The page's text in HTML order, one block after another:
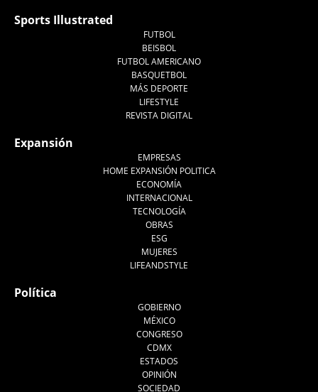
Sports Illustrated
FUTBOL
BEISBOL
FUTBOL AMERICANO
BASQUETBOL
MÁS DEPORTE
LIFESTYLE
REVISTA DIGITAL
Expansión
EMPRESAS
HOME EXPANSIÓN POLITICA
ECONOMÍA
INTERNACIONAL
TECNOLOGÍA
OBRAS
ESG
MUJERES
LIFEANDSTYLE
Política
GOBIERNO
MÉXICO
CONGRESO
CDMX
ESTADOS
OPINIÓN
SOCIEDAD